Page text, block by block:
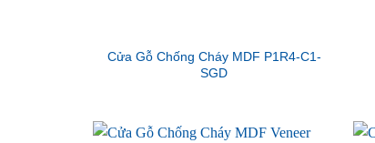
Cửa Gỗ Chống Cháy MDF P1R4-C1-
SGD